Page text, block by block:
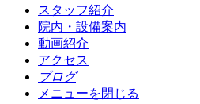
スタッフ紹介
院内・ 設備案内
動画紹介
アクセス
ブログ
メニューを閉じる